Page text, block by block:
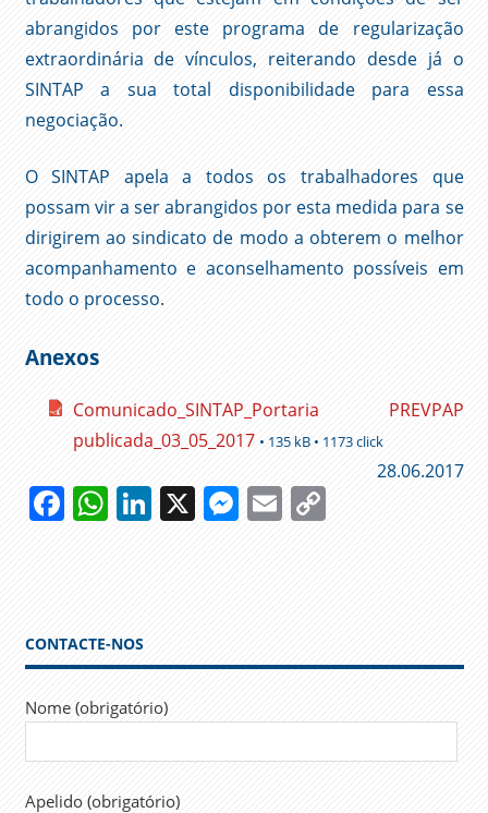
abrangidos por este programa de regularização
extraordinária de vínculos, reiterando desde já o
SINTAP a sua total disponibilidade para essa
negociação.
O SINTAP apela a todos os trabalhadores que
possam vir a ser abrangidos por esta medida para se
dirigirem ao sindicato de modo a obterem o melhor
acompanhamento e aconselhamento possíveis em
todo o processo.
Anexos
Comunicado_SINTAP_Portaria PREVPAP
publicada_03_05_2017 • 135 kB • 1173 click
28.06.2017
Facebook
WhatsApp
LinkedIn
X Messenger
EmailCopy
CONTACTE-NOS
Nome (obrigatório)
Apelido (obrigatório)